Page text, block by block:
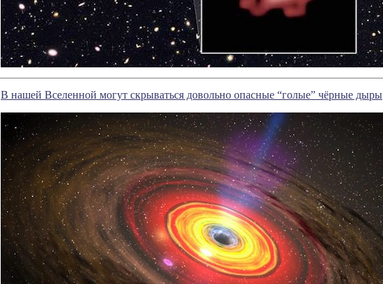
В нашей Вселенной могут скрываться довольно опасные “голые” чёрные дыры